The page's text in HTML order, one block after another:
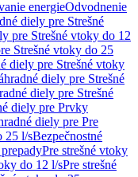
energieOdvodnenie
diely pre Strešné
pre Strešné vtoky do 12
Strešné vtoky do 25
diely pre Strešné vtoky
diely pre Strešné
diely pre Strešné
diely pre Prvky
diely pre Pre
25 l/sBezpečnostné
Pre strešné vtoky
do 12 l/sPre strešné